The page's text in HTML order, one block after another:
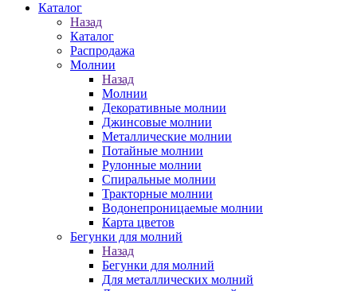
Каталог
Назад
Каталог
Распродажа
Молнии
Назад
Молнии
Декоративные молнии
Джинсовые молнии
Металлические молнии
Потайные молнии
Рулонные молнии
Спиральные молнии
Тракторные молнии
Водонепроницаемые молнии
Карта цветов
Бегунки для молний
Назад
Бегунки для молний
Для металлических молний